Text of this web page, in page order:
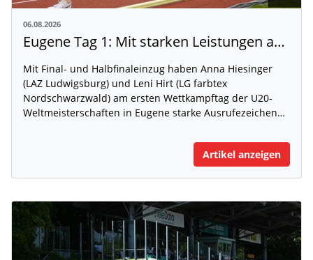
06.08.2026
Eugene Tag 1: Mit starken Leistungen auf der WM-Bühne
Mit Final- und Halbfinaleinzug haben Anna Hiesinger
(LAZ Ludwigsburg) und Leni Hirt (LG farbtex
Nordschwarzwald) am ersten Wettkampftag der U20-
Weltmeisterschaften in Eugene starke Ausrufezeichen…
Artikel anzeigen